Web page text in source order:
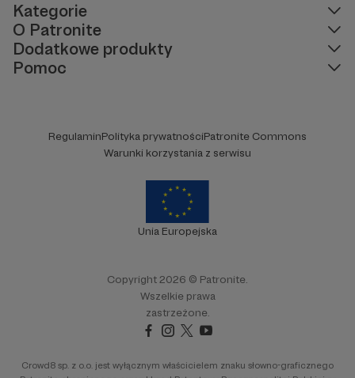
Kategorie
O Patronite
Dodatkowe produkty
Pomoc
RegulaminPolityka prywatnościPatronite Commons
Warunki korzystania z serwisu
Unia Europejska
Copyright 2026 © Patronite.
Wszelkie prawa
zastrzeżone.
Crowd8 sp. z o.o. jest wyłącznym właścicielem znaku słowno-graficznego